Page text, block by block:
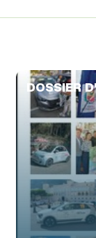
DOSSIER